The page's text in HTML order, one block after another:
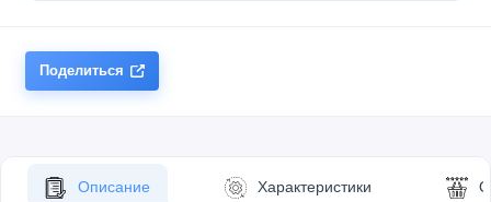
Поделиться
Описание Характеристики